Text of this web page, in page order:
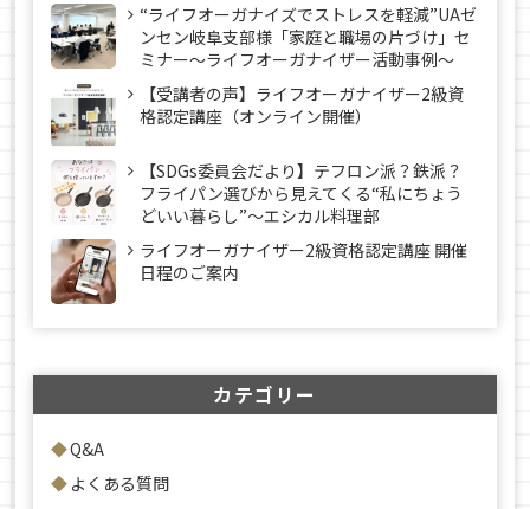
“ライフオーガナイズでストレスを軽減”UAゼ
ンセン岐阜支部様「家庭と職場の片づけ」セ
ミナー～ライフオーガナイザー活動事例〜
【受講者の声】ライフオーガナイザー2級資
格認定講座（オンライン開催）
【SDGs委員会だより】テフロン派？鉄派？
フライパン選びから見えてくる“私にちょう
どいい暮らし”～エシカル料理部
ライフオーガナイザー2級資格認定講座 開催
日程のご案内
カテゴリー
Q&A
よくある質問